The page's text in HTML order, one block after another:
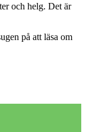
och helg. Det är
på att läsa om